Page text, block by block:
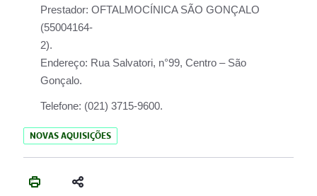
Prestador: OFTALMOCÍNICA SÃO GONÇALO
(55004164-
2).
Endereço: Rua Salvatori, n°99, Centro – São
Gonçalo.
Telefone: (021) 3715-9600.
NOVAS AQUISIÇÕES